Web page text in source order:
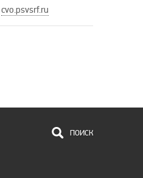
cvo.psvsrf.ru
ПОИСК